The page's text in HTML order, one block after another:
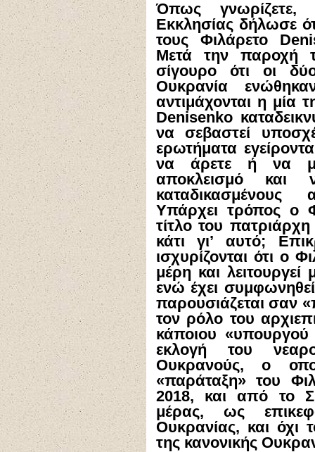
Όπως γνωρίζετε,
Εκκλησίας δήλωσε
τους Φιλάρετο
Μετά την παροχή
σίγουρο ότι οι
Ουκρανία
αντιμάχονται η μία
Denisenko
να σεβαστεί
ερωτήματα
να άρετε ή να
αποκλεισμό και
Υπάρχει τρόπος ο
τίτλο του
κάτι γι’ αυτό;
ισχυρίζονται ότι o
μέρη και λειτουργεί
ενώ έχει
παρουσιάζεται σαν
τον ρόλο του
κάποιου «υπουργού
εκλογή του
Ουκρανούς, ο
«παράταξη» του
2018, και από το
μέρας, ως
Ουκρανίας, και όχι
της κανονικής